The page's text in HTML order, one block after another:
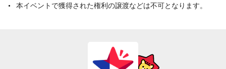
本イベントで獲得された権利の譲渡などは不可となります。